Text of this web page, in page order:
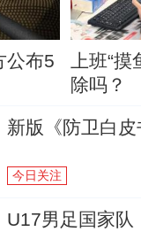
公布5
上班“
除吗？
新版《防卫白
今日关注
U17男足国家队